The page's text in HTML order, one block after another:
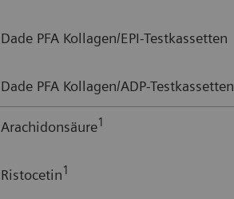
Dade PFA Kollagen/EPI-Testkassetten
Dade PFA Kollagen/ADP-Testkassetten
Arachidonsäure1
Ristocetin1